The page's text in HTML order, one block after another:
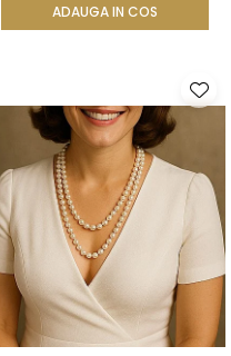
ADAUGA IN COS